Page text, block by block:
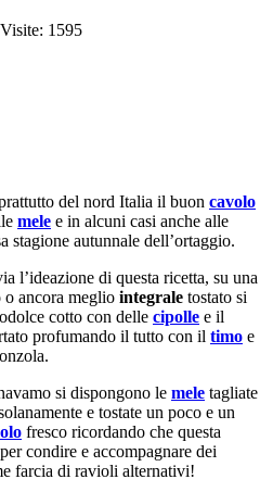
Visite: 1595
del nord Italia il buon cavolo
mele e in alcuni casi anche alle
stagione autunnale dell’ortaggio.
l’ideazione di questa ricetta, su una
o ancora meglio integrale tostato si
cotto con delle cipolle e il
profumando il tutto con il timo e
si dispongono le mele tagliate
e tostate un poco e un
fresco ricordando che questa
condire e accompagnare dei
farcia di ravioli alternativi!